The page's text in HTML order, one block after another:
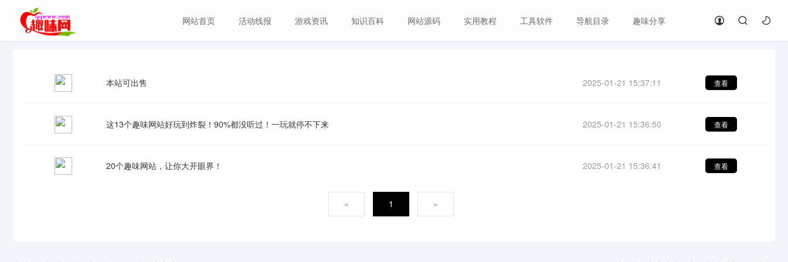
网站首页 活动线报 游戏资讯 知识百科 网站源码 实用教程 工具软件 导航目录 趣味分享
本站可出售 查看
2025-01-21 15:37:11
这13个趣味网站好玩到炸裂！90%都没听过！一玩就停不下来 查看
2025-01-21 15:36:50
20个趣味网站，让你大开眼界！ 查看
2025-01-21 15:36:41
« 1 »